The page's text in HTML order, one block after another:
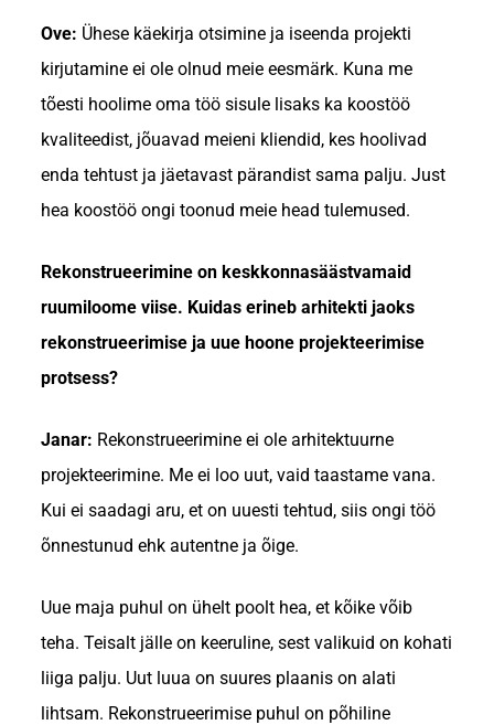
Ove: Ühese käekirja otsimine ja iseenda projekti
kirjutamine ei ole olnud meie eesmärk. Kuna me
tõesti hoolime oma töö sisule lisaks ka koostöö
kvaliteedist, jõuavad meieni kliendid, kes hoolivad
enda tehtust ja jäetavast pärandist sama palju. Just
hea koostöö ongi toonud meie head tulemused.
Rekonstrueerimine on keskkonnasäästvamaid
ruumiloome viise. Kuidas erineb arhitekti jaoks
rekonstrueerimise ja uue hoone projekteerimise
protsess?
Janar: Rekonstrueerimine ei ole arhitektuurne
projekteerimine. Me ei loo uut, vaid taastame vana.
Kui ei saadagi aru, et on uuesti tehtud, siis ongi töö
õnnestunud ehk autentne ja õige.
Uue maja puhul on ühelt poolt hea, et kõike võib
teha. Teisalt jälle on keeruline, sest valikuid on kohati
liiga palju. Uut luua on suures plaanis on alati
lihtsam. Rekonstrueerimise puhul on põhiline